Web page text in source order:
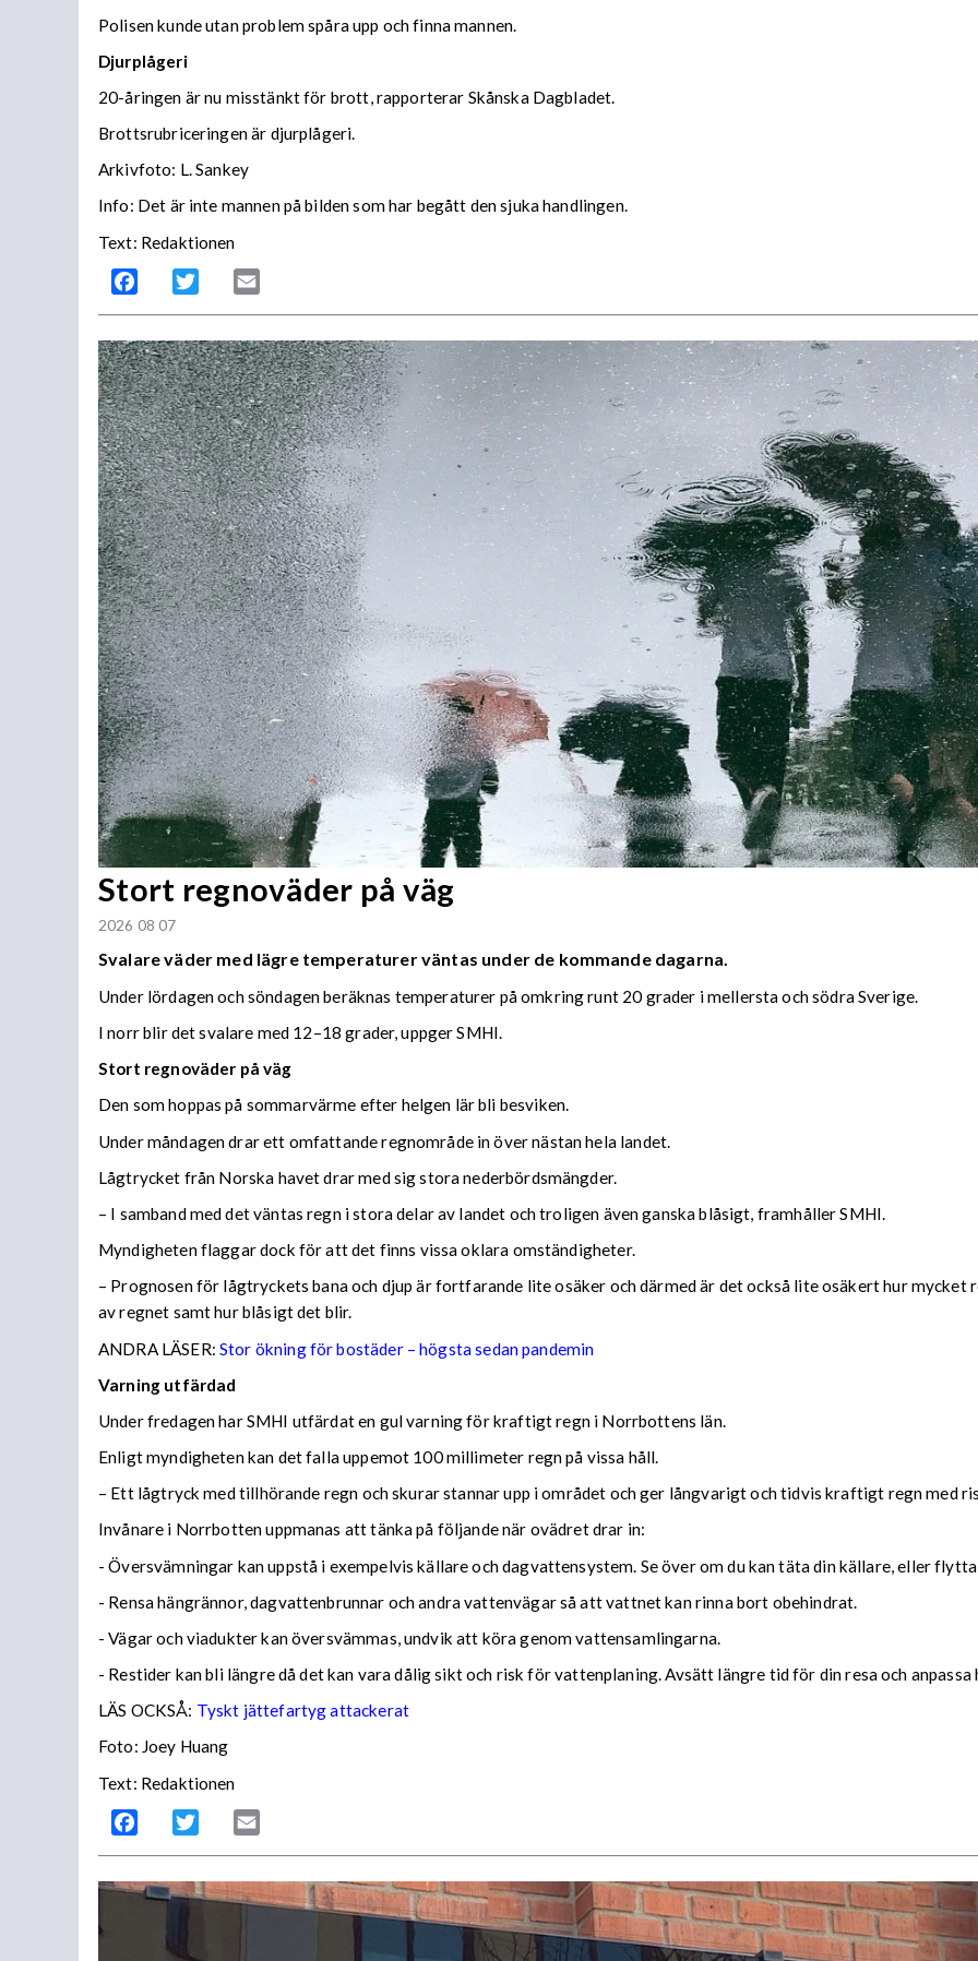
Polisen kunde utan problem spåra upp och finna mannen.
Djurplågeri
20-åringen är nu misstänkt för brott, rapporterar Skånska Dagbladet.
Brottsrubriceringen är djurplågeri.
Arkivfoto: L. Sankey
Info: Det är inte mannen på bilden som har begått den sjuka handlingen.
Text: Redaktionen
Facebook Twitter
Stort regnoväder på väg
2026 08 07
Svalare väder med lägre temperaturer väntas under de kommande dagarna.
Under lördagen och söndagen beräknas temperaturer på omkring runt 20 grader i mellersta och södra Sverige.
I norr blir det svalare med 12–18 grader, uppger SMHI.
Stort regnoväder på väg
Den som hoppas på sommarvärme efter helgen lär bli besviken.
Under måndagen drar ett omfattande regnområde in över nästan hela landet.
Lågtrycket från Norska havet drar med sig stora nederbördsmängder.
– I samband med det väntas regn i stora delar av landet och troligen även ganska blåsigt, framhåller SMHI.
Myndigheten flaggar dock för att det finns vissa oklara omständigheter.
– Prognosen för lågtryckets bana och djup är fortfarande lite osäker och därmed är det också lite osäkert hur mycket
av regnet samt hur blåsigt det blir.
ANDRA LÄSER: Stor ökning för bostäder – högsta sedan pandemin
Varning utfärdad
Under fredagen har SMHI utfärdat en gul varning för kraftigt regn i Norrbottens län.
Enligt myndigheten kan det falla uppemot 100 millimeter regn på vissa håll.
– Ett lågtryck med tillhörande regn och skurar stannar upp i området och ger långvarigt och tidvis kraftigt regn med
Invånare i Norrbotten uppmanas att tänka på följande när ovädret drar in:
- Översvämningar kan uppstå i exempelvis källare och dagvattensystem. Se över om du kan täta din källare, eller
- Rensa hängrännor, dagvattenbrunnar och andra vattenvägar så att vattnet kan rinna bort obehindrat.
- Vägar och viadukter kan översvämmas, undvik att köra genom vattensamlingarna.
- Restider kan bli längre då det kan vara dålig sikt och risk för vattenplaning. Avsätt längre tid för din resa och anpassa
LÄS OCKSÅ: Tyskt jättefartyg attackerat
Foto: Joey Huang
Text: Redaktionen
Facebook Twitter